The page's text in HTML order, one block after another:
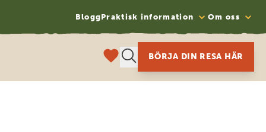
BloggPraktisk information Om oss
BÖRJA DIN RESA HÄR